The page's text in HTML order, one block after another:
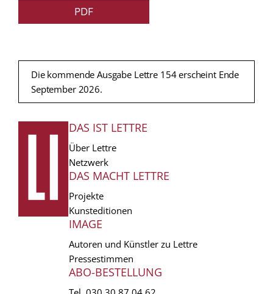
PDF
Die kommende Ausgabe Lettre 154 erscheint Ende
September 2026.
FUSSZEILE
DAS IST LETTRE
Über Lettre
Netzwerk
DAS MACHT LETTRE
Projekte
Kunsteditionen
IMAGE
Autoren und Künstler zu Lettre
Pressestimmen
ABO-BESTELLUNG